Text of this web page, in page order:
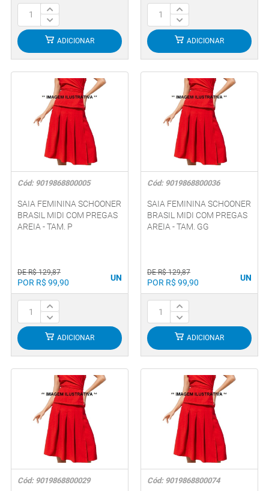
ADICIONAR ADICIONAR
Cód: 9019868800005
SAIA FEMININA SCHOONER
BRASIL MIDI COM PREGAS
AREIA - TAM. P
DE R$ 129,87
POR R$ 99,90 UN
ADICIONAR
Cód: 9019868800036
SAIA FEMININA SCHOONER
BRASIL MIDI COM PREGAS
AREIA - TAM. GG
DE R$ 129,87
POR R$ 99,90 UN
ADICIONAR
Cód: 9019868800029 Cód: 9019868800074